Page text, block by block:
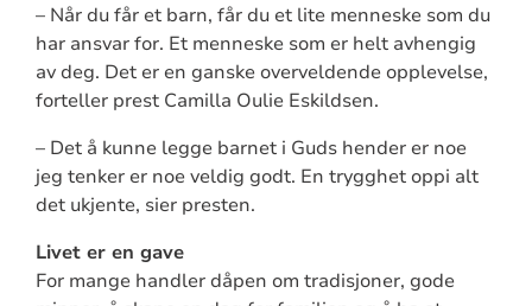
– Når du får et barn, får du et lite menneske som du
har ansvar for. Et menneske som er helt avhengig
av deg. Det er en ganske overveldende opplevelse,
forteller prest Camilla Oulie Eskildsen.
– Det å kunne legge barnet i Guds hender er noe
jeg tenker er noe veldig godt. En trygghet oppi alt
det ukjente, sier presten.
Livet er en gave
For mange handler dåpen om tradisjoner, gode